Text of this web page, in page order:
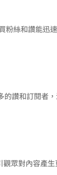
粉絲和讚能迅
的讚和訂閱者
眾對內容產生